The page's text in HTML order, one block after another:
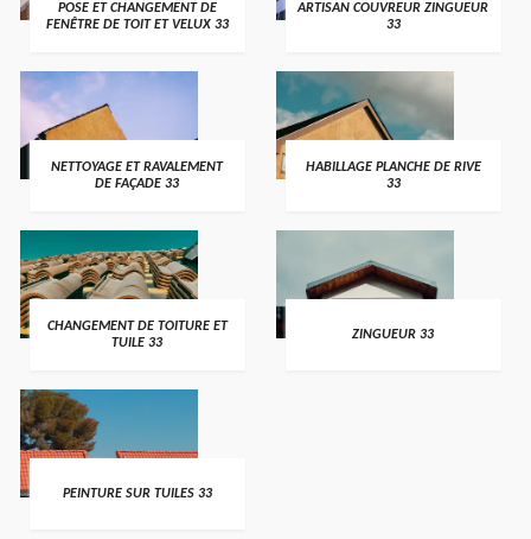
POSE ET CHANGEMENT DE
FENÊTRE DE TOIT ET VELUX 33
ARTISAN COUVREUR ZINGUEUR
33
NETTOYAGE ET RAVALEMENT
DE FAÇADE 33
HABILLAGE PLANCHE DE RIVE
33
CHANGEMENT DE TOITURE ET
TUILE 33
ZINGUEUR 33
PEINTURE SUR TUILES 33